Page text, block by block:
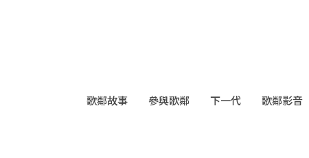
歌鄰故事 參與歌鄰 下一代 歌鄰影音